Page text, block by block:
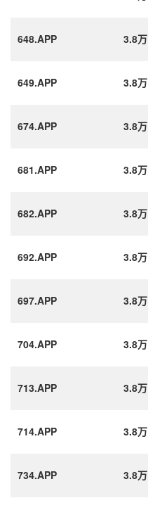
648.APP 3.8万
649.APP 3.8万
674.APP 3.8万
681.APP 3.8万
682.APP 3.8万
692.APP 3.8万
697.APP 3.8万
704.APP 3.8万
713.APP 3.8万
714.APP 3.8万
734.APP 3.8万